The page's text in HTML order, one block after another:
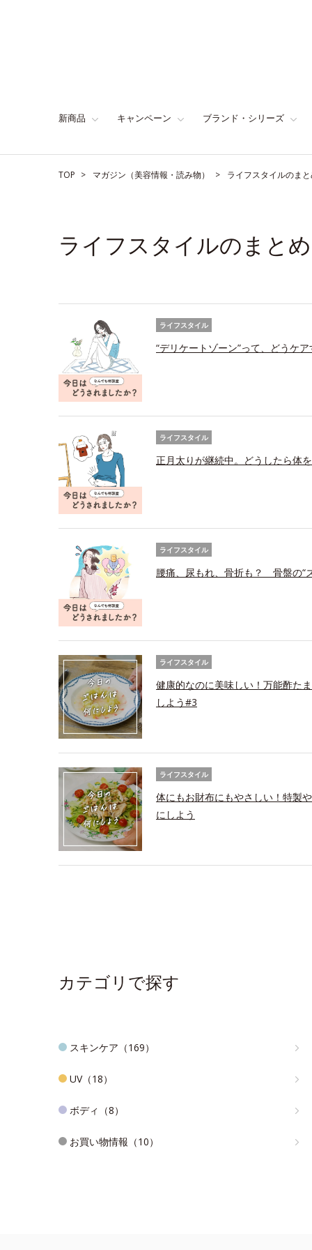
新商品 キャンペーン ブランド・シリーズ
TOP マガジン（美容情報・読み物） ライフスタイルのま
ライフスタイルのまとめ
ライフスタイル
“デリケートゾーン”って、どうケ
ライフスタイル
正月太りが継続中。どうしたら体
ライフスタイル
腰痛、尿もれ、骨折も？ 骨盤の“
ライフスタイル
健康的なのに美味しい！万能酢た
しよう#3
ライフスタイル
体にもお財布にもやさしい！特製
にしよう
カテゴリで探す
スキンケア（169）
UV（18）
ボディ（8）
お買い物情報（10）